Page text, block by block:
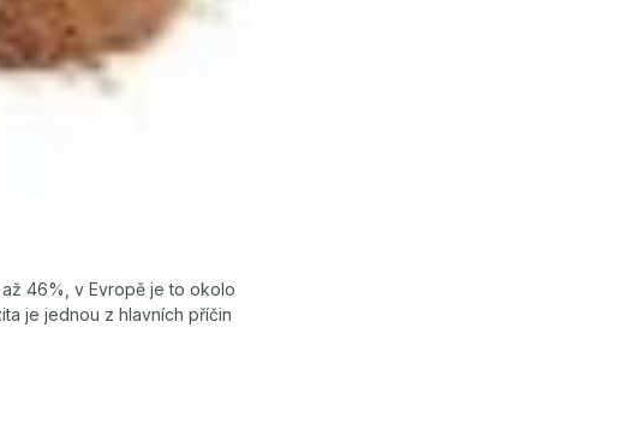
46%, v Evropě je to okolo
je jednou z hlavních příčin